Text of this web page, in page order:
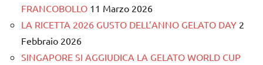
FRANCOBOLLO 11 Marzo 2026
LA RICETTA 2026 GUSTO DELL’ANNO GELATO DAY 2
Febbraio 2026
SINGAPORE SI AGGIUDICA LA GELATO WORLD CUP